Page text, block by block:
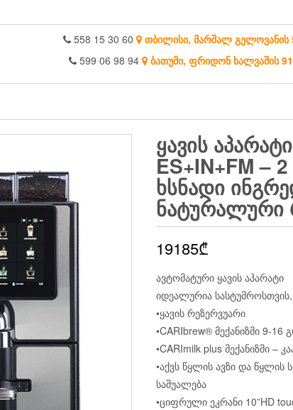
558 15 30 60
თბილისი, მარშალ გელოვანის
599 06 98 94
ბათუმი, ფრიდონ ხალვაშის
ᲧᲐᲕᲘᲡ
ES+IN+FM –
ᲮᲡᲜᲐᲓᲘ
ᲜᲐᲢᲣᲠᲐᲚᲣᲠᲘ
19185₾
ავტომატური ყავის აპარატი
იდეალურია
•ყავის რეზერვუარი
•CARIbrew® მექანიზმი 9-16
•CARImilk plus მექანიზმი –
•აქვს წყლის ავზი და წყლის
საშუალება
•ციფრული ეკრანი 10”HD